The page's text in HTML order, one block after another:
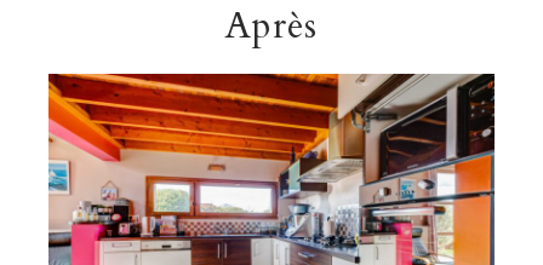
Après